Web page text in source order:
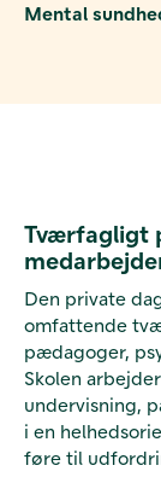
Mental
Tværfagligt
Den private
omfattende
pædagoger,
Skolen
undervisning,
i en
føre til